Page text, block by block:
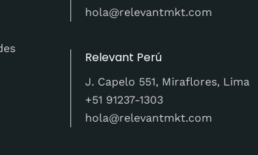
hola@relevantmkt.com
Relevant Perú
J. Capelo 551, Miraflores, Lima
+51 91237-1303
hola@relevantmkt.com